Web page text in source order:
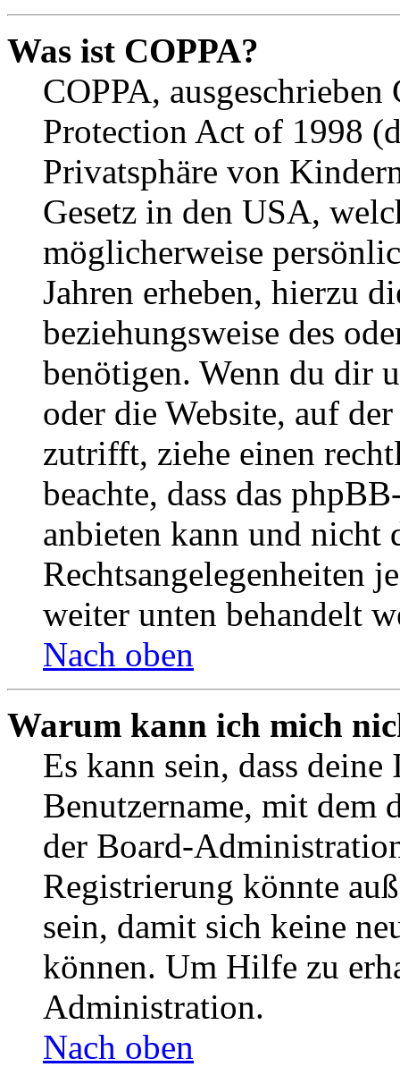
Was ist COPPA?
COPPA,
Protection Act of 1998
Privatsphäre von
Gesetz in den USA,
möglicherweise
Jahren erheben, hierzu
beziehungsweise des
benötigen. Wenn du dir
oder die Website, auf
zutrifft, ziehe einen
beachte, dass das
anbieten kann und nicht
Rechtsangelegenheiten
weiter unten behandelt
Nach oben
Warum kann ich mich
Es kann sein, dass
Benutzername, mit dem
der Board-
Registrierung könnte
sein, damit sich keine
können. Um Hilfe zu
Administration.
Nach oben